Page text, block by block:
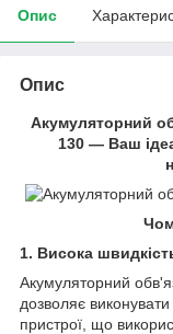
Опис
Опис
Акумуляторний
130 — Ваш
1. Висока
Акумуляторний
дозволяє
пристрої, що